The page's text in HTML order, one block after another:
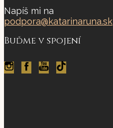
Napíš mi na
podpora@katarinaruna.sk
Buďme v spojení